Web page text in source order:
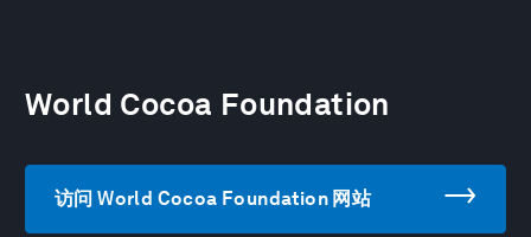
World Cocoa Foundation
访问 World Cocoa Foundation 网站